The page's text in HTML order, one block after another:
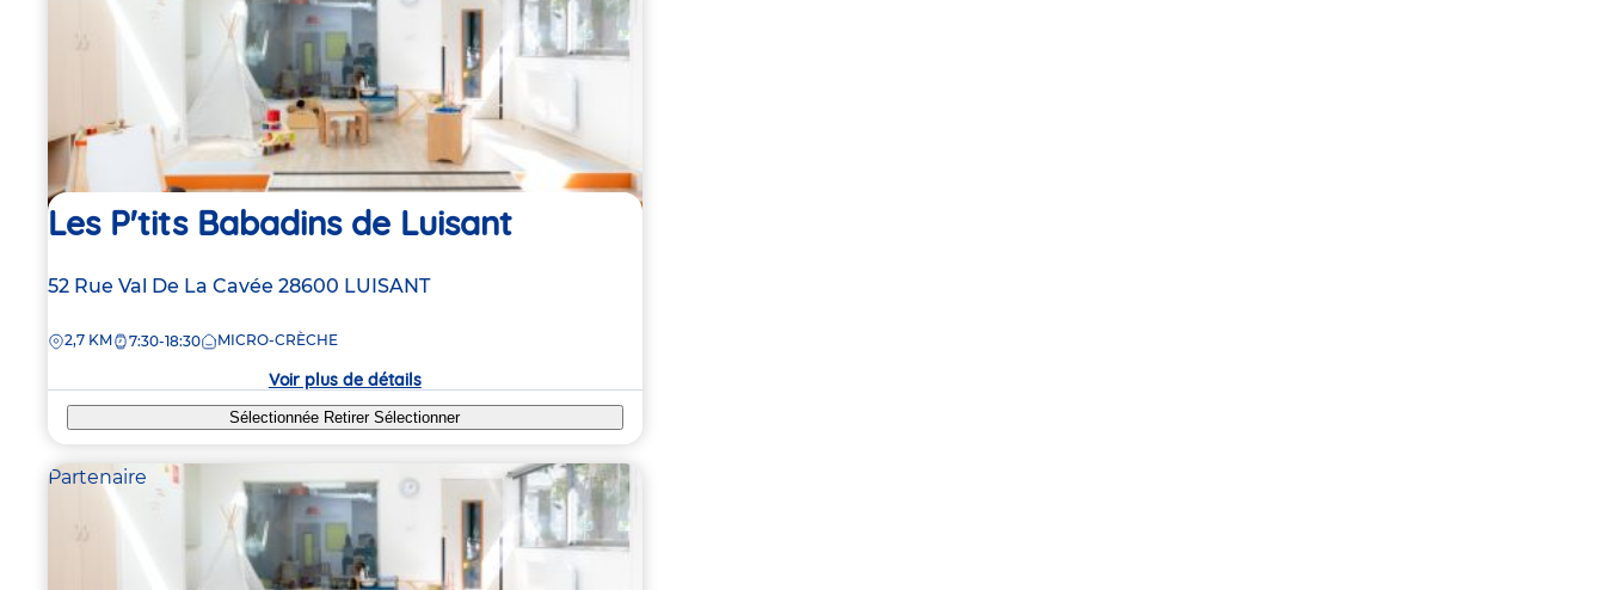
Les P'tits Babadins de Luisant
Adresse
la
52 Rue Val De La Cavée 28600 LUISANT
DISTANCE
2,7 KM 7:30-18:30 MICRO-CRÈCHE
Voir plus de détails
Sélectionnée RetirerSélectionner
Partenaire